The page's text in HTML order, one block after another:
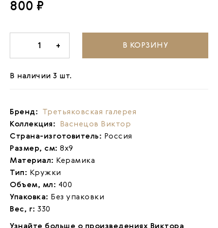
800 ₽
1 + В КОРЗИНУ
В наличии 3 шт.
Бренд: Третьяковская галерея
Коллекция: Васнецов Виктор
Страна-изготовитель: Россия
Размер, см: 8х9
Материал: Керамика
Тип: Кружки
Объем, мл: 400
Упаковка: Без упаковки
Вес, г: 330